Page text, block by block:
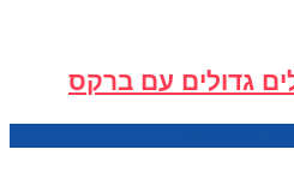
2 גלגלים גדולים עם ברקס